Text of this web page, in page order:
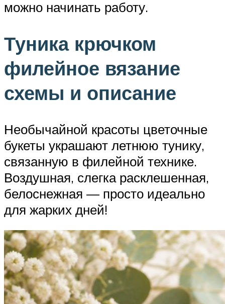
можно начинать работу.
Туника крючком
филейное вязание
схемы и описание
Необычайной красоты цветочные
букеты украшают летнюю тунику,
связанную в филейной технике.
Воздушная, слегка расклешенная,
белоснежная — просто идеально
для жарких дней!